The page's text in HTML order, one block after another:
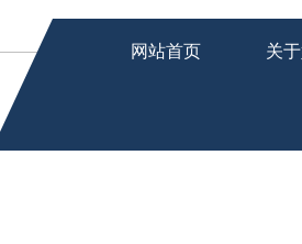
网站首页 关